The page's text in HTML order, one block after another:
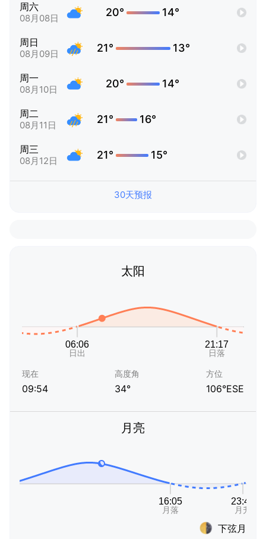
周六
08月08日 20° 14°
周日
08月09日 21° 13°
周一
08月10日 20° 14°
周二
08月11日 21° 16°
周三
08月12日 21° 15°
30天预报
太阳
现在
09:54
高度角
34°
方位
106°ESE
月亮
下弦月